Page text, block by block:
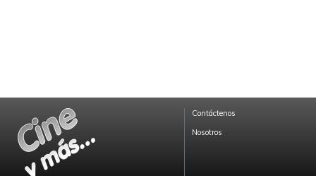
Contáctenos
Nosotros